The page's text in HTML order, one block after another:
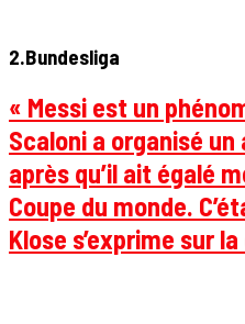
2.Bundesliga
« Messi est un
Scaloni a organisé
après qu’il ait égalé
Coupe du monde.
Klose s’exprime sur